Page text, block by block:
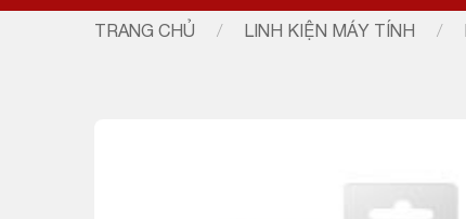
TRANG CHỦ / LINH KIỆN MÁY TÍNH /